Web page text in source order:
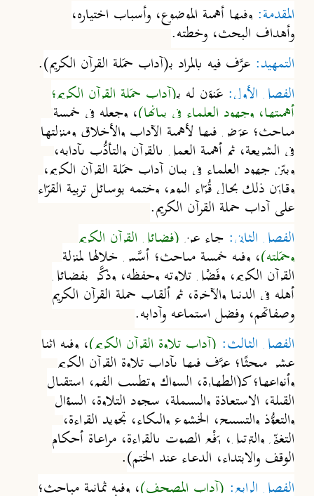
المقدمة: وفيها أهمية الموضوع، وأسباب اختياره،
وأهداف البحث، وخطته.
التمهيد: عرَّف فيه بالمراد بـ(آداب حمَلة القرآن الكريم).
الفصل الأول: عَنوَن له بـ(آداب حمَلة القرآن الكريم؛
أهميتها، وجهود العلماء في بيانها)، وجعله في خمسة
مباحث؛ عرَض فيها لأهمية الآداب والأخلاق ومنزلتها
في الشريعة، ثم أهمية العمل بالقرآن والتأدُّب بآدابه،
وبيّنجهود العلماء في بيان آداب حمَلة القرآن الكريم،
وقارَن ذلك بحال قُرّاء اليوم، وختمه بوسائل تربية القرّاء
على آداب حملة القرآن الكريم.
الفصل الثاني: جاء عن (فضائل القرآن الكريم
وحمَلته)، وفيه خمسة مباحث؛ أسَّس خلالها لمنزلة
القرآن الكريم، وفَضْل تلاوته وحفظه، وذكَّر بفضائل
أهله في الدنيا والآخرة، ثم ألقاب حملة القرآن الكريم
وصفاتهم، وفضل استماعه وآدابه.
الفصل الثالث: (آداب تلاوة القرآن الكريم)، وفيه اثنا
عشر مبحثًا؛ عرَّف فيها بآداب تلاوة القرآن الكريم
وأنواعها؛ كـ(الطهارة، السواك وتطييب الفم، استقبال
القبلة، الاستعاذة والبسملة، سجود التلاوة، السؤال
والتعوُّذ والتسبيح، الخشوع والبكاء، تجويد القراءة،
التغنِّي والترتيل، رَفْع الصوت بالقراءة، مراعاة أحكام
الوقف والابتداء، الدعاء عند الختم).
الفصل الرابع: (آداب المصحف)، وفيه ثمانية مباحث؛